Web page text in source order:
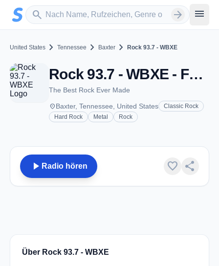
Zum Hauptinhalt springen
search
Sender suchen arrow_forward menu
United States chevron_right Tennessee chevron_right Baxter chevron_right Rock 93.7 - WBXE
Rock 93.7 - WBXE - FM 93.7 - Baxter, TN
The Best Rock Ever Made
placeBaxter, Tennessee, United States
Classic Rock
Hard Rock
Metal Rock
play_arrow Radio hören favorite share
Über Rock 93.7 - WBXE